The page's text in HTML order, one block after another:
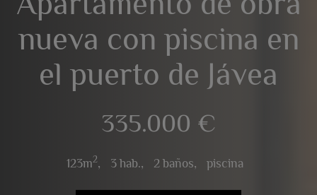
nueva con piscina en
el puerto de Jávea
335.000 €
123m2, 3 hab., 2 baños, piscina